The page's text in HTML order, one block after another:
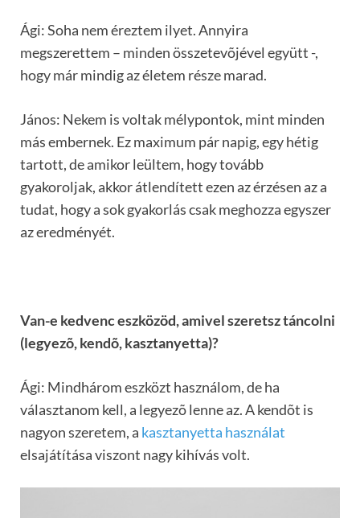
Ági: Soha nem éreztem ilyet. Annyira
megszerettem – minden összetevõjével együtt -,
hogy már mindig az életem része marad.
János: Nekem is voltak mélypontok, mint minden
más embernek. Ez maximum pár napig, egy hétig
tartott, de amikor leültem, hogy tovább
gyakoroljak, akkor átlendített ezen az érzésen az a
tudat, hogy a sok gyakorlás csak meghozza egyszer
az eredményét.
Van-e kedvenc eszközöd, amivel szeretsz táncolni
(legyezõ, kendõ, kasztanyetta)?
Ági: Mindhárom eszközt használom, de ha
választanom kell, a legyezõ lenne az. A kendõt is
nagyon szeretem, a kasztanyetta használat
elsajátítása viszont nagy kihívás volt.